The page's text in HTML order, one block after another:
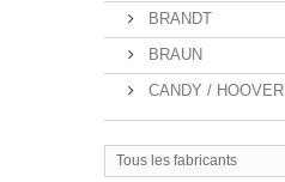
BRANDT
BRAUN
CANDY / HOOVER
Tous les fabricants